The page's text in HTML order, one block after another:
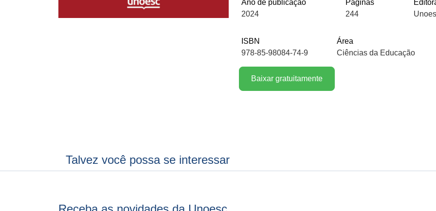
Ano de publicação
2024
Páginas
244
ISBN
978-85-98084-74-9
Área
Ciências da Educação
Baixar gratuitamente
Talvez você possa se interessar